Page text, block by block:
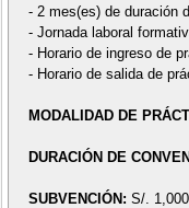
- 2 mes(es) de duración
- Jornada laboral
- Horario de ingreso de
- Horario de salida de
MODALIDAD DE
DURACIÓN DE
SUBVENCIÓN: S/.